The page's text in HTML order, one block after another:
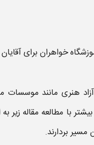
خواهران برای
آزاد هنری مانند
مطالعه مقاله زیر به
مسیر بردارند.